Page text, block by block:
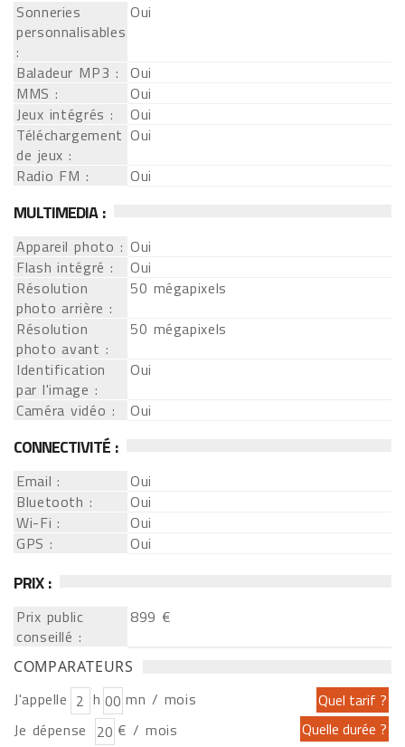
Sonneries
personnalisables
:
Oui
Baladeur MP3 : Oui
MMS :
Oui
Jeux intégrés :
Oui
Téléchargement
de jeux :
Oui
Radio FM :
Oui
MULTIMEDIA :
Appareil photo : Oui
Flash intégré :
Oui
Résolution
photo arrière :
50 mégapixels
Résolution
photo avant :
50 mégapixels
Identification
par l'image :
Oui
Caméra vidéo :
Oui
CONNECTIVITÉ :
Email :
Oui
Bluetooth :
Oui
Wi-Fi :
Oui
GPS :
Oui
PRIX :
Prix public
conseillé :
899 €
COMPARATEURS
J'appelle h
mn / mois
Je dépense
€ / mois